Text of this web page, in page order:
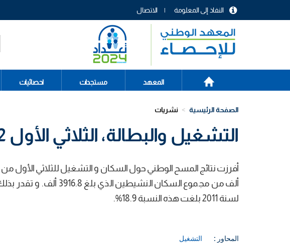
menu
header
الاتصال النفاذ إلى المعلومة
Main
navigation
الرئيسية
المعهد مستجدات احصائيات
الصفحة الرئيسية نشريات
التشغيل والبطالة، الثلاثي الأول 2012
لسنة 2011 بلغت هذه النسبة 18.9%.
المحاور : التشغيل